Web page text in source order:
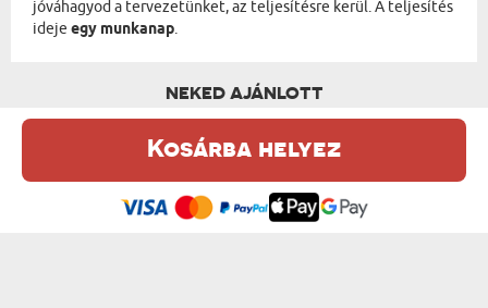
Kosárba helyez
jóváhagyod a tervezetünket, az teljesítésre kerül. A teljesítés
ideje egy munkanap.
NEKED AJÁNLOTT
Ez a weboldal sütiket (cookie-kat) használ. A sütikről bővebben az
Adatvédelmi Szabályzatban olvashatsz.. Elfogadom